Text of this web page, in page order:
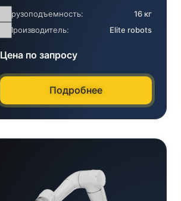
Грузоподъемность:
16 кг
Производитель:
Elite robots
Цена по запросу
Подробнее